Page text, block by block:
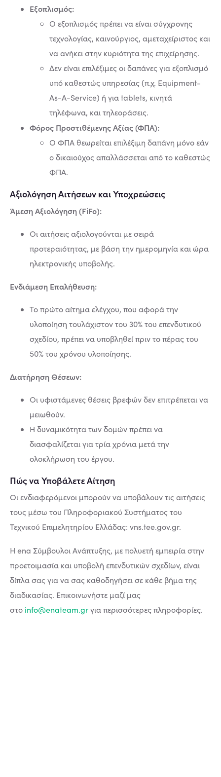
Εξοπλισμός:
Ο εξοπλισμός πρέπει να είναι σύγχρονης
τεχνολογίας, καινούργιος, αμεταχείριστος και
να ανήκει στην κυριότητα της επιχείρησης.
Δεν είναι επιλέξιμες οι δαπάνες για εξοπλισμό
υπό καθεστώς υπηρεσίας (π.χ. Equipment-
As-A-Service) ή για tablets, κινητά
τηλέφωνα, και τηλεοράσεις.
Φόρος Προστιθέμενης Αξίας (ΦΠΑ):
Ο ΦΠΑ θεωρείται επιλέξιμη δαπάνη μόνο εάν
ο δικαιούχος απαλλάσσεται από το καθεστώς
ΦΠΑ.
Αξιολόγηση Αιτήσεων και Υποχρεώσεις
Άμεση Αξιολόγηση (FiFo):
Οι αιτήσεις αξιολογούνται με σειρά
προτεραιότητας, με βάση την ημερομηνία και ώρα
ηλεκτρονικής υποβολής.
Ενδιάμεση Επαλήθευση:
Το πρώτο αίτημα ελέγχου, που αφορά την
υλοποίηση τουλάχιστον του 30% του επενδυτικού
σχεδίου, πρέπει να υποβληθεί πριν το πέρας του
50% του χρόνου υλοποίησης.
Διατήρηση Θέσεων:
Οι υφιστάμενες θέσεις βρεφών δεν επιτρέπεται να
μειωθούν.
Η δυναμικότητα των δομών πρέπει να
διασφαλίζεται για τρία χρόνια μετά την
ολοκλήρωση του έργου.
Πώς να Υποβάλετε Αίτηση
Οι ενδιαφερόμενοι μπορούν να υποβάλουν τις αιτήσεις
τους μέσω του Πληροφοριακού Συστήματος του
Τεχνικού Επιμελητηρίου Ελλάδας: vns.tee.gov.gr.
Η ena Σύμβουλοι Ανάπτυξης, με πολυετή εμπειρία στην
προετοιμασία και υποβολή επενδυτικών σχεδίων, είναι
δίπλα σας για να σας καθοδηγήσει σε κάθε βήμα της
διαδικασίας. Επικοινωνήστε μαζί μας
στο info@enateam.grγια περισσότερες πληροφορίες.